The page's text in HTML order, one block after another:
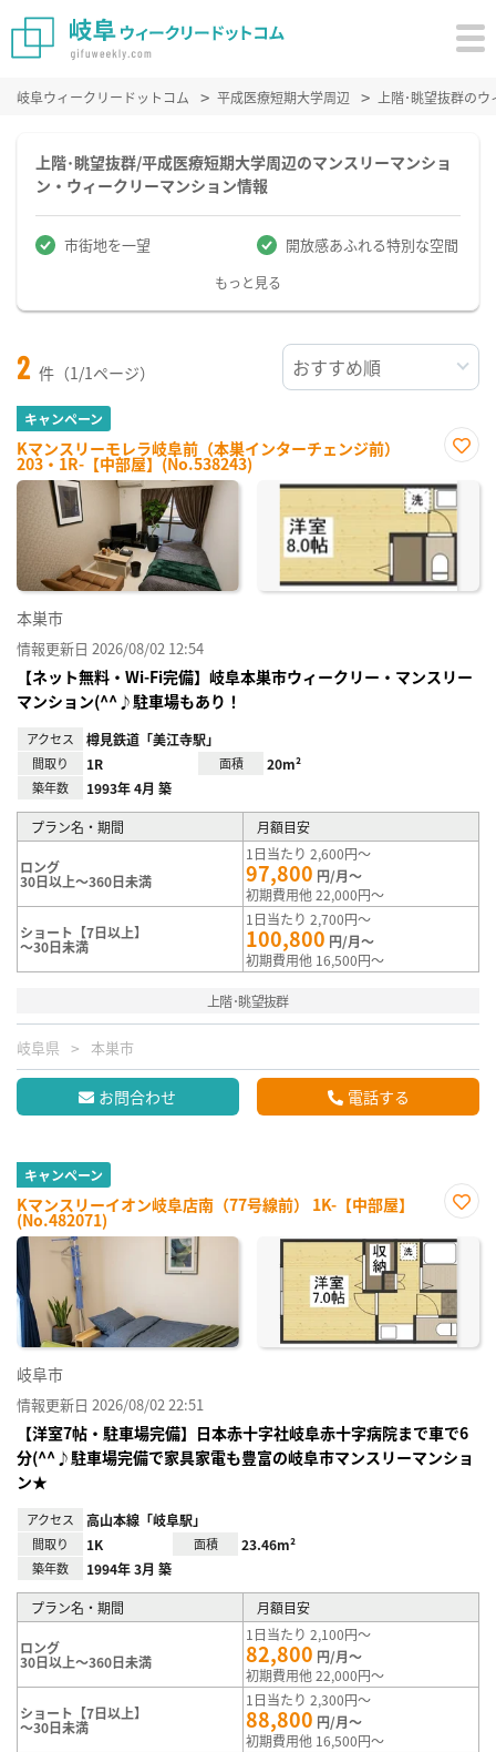
岐阜ウィークリードットコム 平成医療短期大学周辺 上階･眺望抜群の
上階･眺望抜群/平成医療短期大学周辺のマンスリーマンショ
ン・ウィークリーマンション情報
市街地を一望 開放感あふれる特別な空間
もっと見る
2 件（1/1ページ）
キャンペーン
Kマンスリーモレラ岐阜前（本巣インターチェンジ前）
203・1R-【中部屋】(No.538243)
に入
り登
録
本巣市
情報更新日 2026/08/02 12:54
【ネット無料・Wi-Fi完備】岐阜本巣市ウィークリー・マンスリー
マンション(^^♪駐車場もあり！
アクセス 樽見鉄道「美江寺駅」
間取り 1R 面積 20m²
築年数 1993年 4月 築
プラン名・期間 月額目安
ロング
30日以上～360日未満
1日当たり 2,600円～
97,800 円/月～
初期費用他 22,000円～
ショート【7日以上】
～30日未満
1日当たり 2,700円～
100,800 円/月～
初期費用他 16,500円～
上階･眺望抜群
岐阜県 本巣市
お問合わせ 電話する
キャンペーン
Kマンスリーイオン岐阜店南（77号線前） 1K-【中部屋】
(No.482071)
に入
り登
岐阜市
情報更新日 2026/08/02 22:51
【洋室7帖・駐車場完備】日本赤十字社岐阜赤十字病院まで車で6
分(^^♪駐車場完備で家具家電も豊富の岐阜市マンスリーマンショ
ン★
アクセス 高山本線「岐阜駅」
間取り 1K 面積 23.46m²
築年数 1994年 3月 築
プラン名・期間 月額目安
ロング
30日以上～360日未満
1日当たり 2,100円～
82,800 円/月～
初期費用他 22,000円～
ショート【7日以上】
～30日未満
1日当たり 2,300円～
88,800 円/月～
初期費用他 16,500円～